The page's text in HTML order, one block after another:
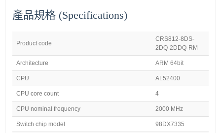
產品規格 (Specifications)
Product code
CRS812-8DS-
2DQ-2DDQ-RM
Architecture ARM 64bit
CPU AL52400
CPU core count 4
CPU nominal frequency 2000 MHz
Switch chip model 98DX7335